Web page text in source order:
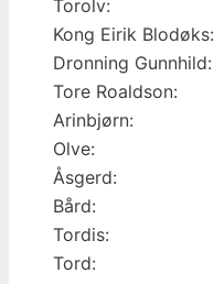
Torolv:
Kong Eirik Blodøks:
Dronning Gunnhild:
Tore Roaldson:
Arinbjørn:
Olve:
Åsgerd:
Bård:
Tordis:
Tord: